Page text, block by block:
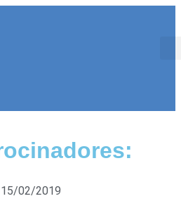
15/02/2019